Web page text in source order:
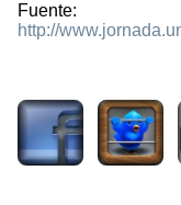
Fuente:
http://